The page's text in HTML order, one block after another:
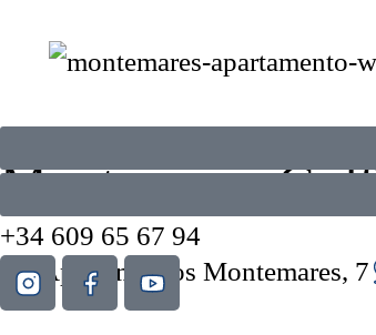
+34 609 65 67 94
Montemares
Apartamentos Montemares, 7